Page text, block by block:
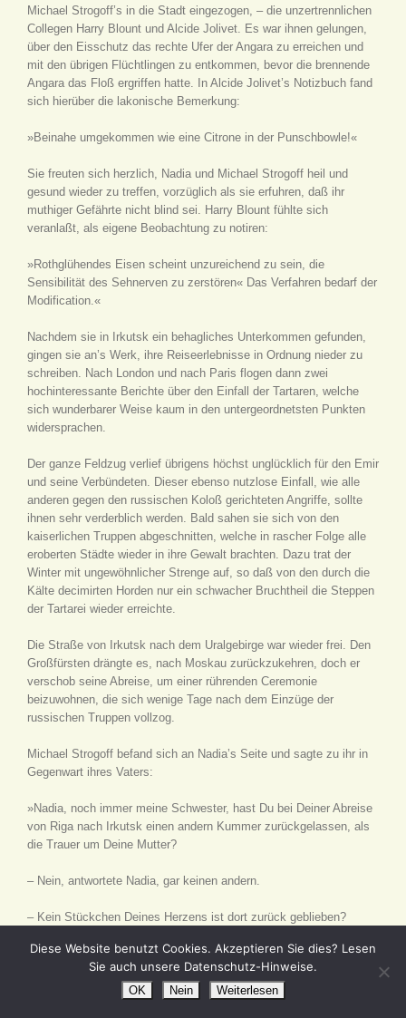
Michael Strogoff’s in die Stadt eingezogen, – die unzertrennlichen
Collegen Harry Blount und Alcide Jolivet. Es war ihnen gelungen,
über den Eisschutz das rechte Ufer der Angara zu erreichen und
mit den übrigen Flüchtlingen zu entkommen, bevor die brennende
Angara das Floß ergriffen hatte. In Alcide Jolivet’s Notizbuch fand
sich hierüber die lakonische Bemerkung:
»Beinahe umgekommen wie eine Citrone in der Punschbowle!«
Sie freuten sich herzlich, Nadia und Michael Strogoff heil und
gesund wieder zu treffen, vorzüglich als sie erfuhren, daß ihr
muthiger Gefährte nicht blind sei. Harry Blount fühlte sich
veranlaßt, als eigene Beobachtung zu notiren:
»Rothglühendes Eisen scheint unzureichend zu sein, die
Sensibilität des Sehnerven zu zerstören« Das Verfahren bedarf der
Modification.«
Nachdem sie in Irkutsk ein behagliches Unterkommen gefunden,
gingen sie an’s Werk, ihre Reiseerlebnisse in Ordnung nieder zu
schreiben. Nach London und nach Paris flogen dann zwei
hochinteressante Berichte über den Einfall der Tartaren, welche
sich wunderbarer Weise kaum in den untergeordnetsten Punkten
widersprachen.
Der ganze Feldzug verlief übrigens höchst unglücklich für den Emir
und seine Verbündeten. Dieser ebenso nutzlose Einfall, wie alle
anderen gegen den russischen Koloß gerichteten Angriffe, sollte
ihnen sehr verderblich werden. Bald sahen sie sich von den
kaiserlichen Truppen abgeschnitten, welche in rascher Folge alle
eroberten Städte wieder in ihre Gewalt brachten. Dazu trat der
Winter mit ungewöhnlicher Strenge auf, so daß von den durch die
Kälte decimirten Horden nur ein schwacher Bruchtheil die Steppen
der Tartarei wieder erreichte.
Die Straße von Irkutsk nach dem Uralgebirge war wieder frei. Den
Großfürsten drängte es, nach Moskau zurückzukehren, doch er
verschob seine Abreise, um einer rührenden Ceremonie
beizuwohnen, die sich wenige Tage nach dem Einzüge der
russischen Truppen vollzog.
Michael Strogoff befand sich an Nadia’s Seite und sagte zu ihr in
Gegenwart ihres Vaters:
»Nadia, noch immer meine Schwester, hast Du bei Deiner Abreise
von Riga nach Irkutsk einen andern Kummer zurückgelassen, als
die Trauer um Deine Mutter?
– Nein, antwortete Nadia, gar keinen andern.
– Kein Stückchen Deines Herzens ist dort zurück geblieben?
– Keines, Bruder.
– Dann, Nadia, glaube ich nicht anders, als daß es Gottes Absicht
Diese Website benutzt Cookies. Akzeptieren Sie dies? Lesen
Sie auch unsere Datenschutz-Hinweise.
OK Nein Weiterlesen